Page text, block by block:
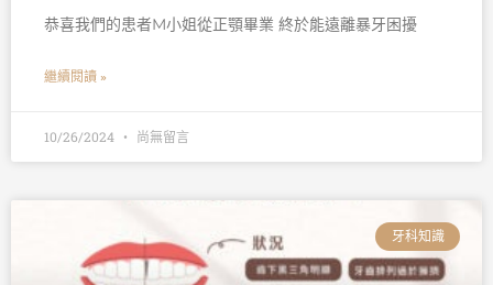
恭喜我們的患者M小姐從正顎畢業 終於能遠離暴牙困擾
繼續閱讀 »
10/26/2024 尚無留言
牙科知識